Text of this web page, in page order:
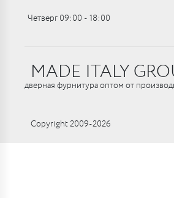
Четверг 09:00 ‑ 18:00
MADE ITALY
дверная фурнитура оптом от
Copyright 2009-2026